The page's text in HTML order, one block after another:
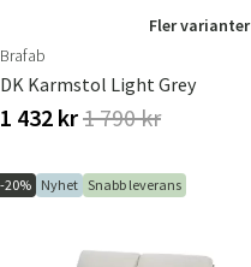
Fler varianter
Brafab
DK Karmstol Light Grey
1 432 kr1 790 kr
-20% Nyhet Snabb leverans